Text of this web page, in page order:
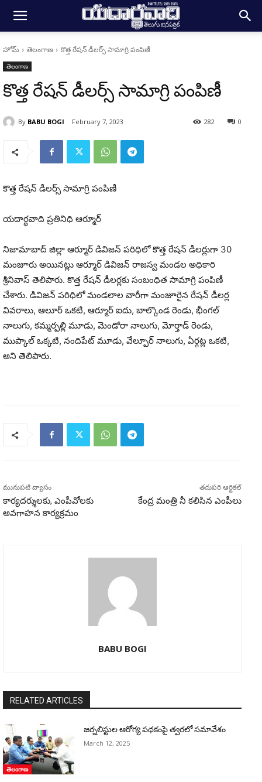
హోమ్ తెలంగాణ కొత్త రేషన్ డీలర్స్ సామాగ్రి పంపిణీ
తెలంగాణ
కొత్త రేషన్ డీలర్స్ సామాగ్రి పంపిణీ
By BABU BOGI February 7, 2023 0
282
కొత్త రేషన్ డీలర్స్ సామాగ్రి పంపిణీ
యదార్థవాది ప్రతినిధి ఆర్మూర్
నిజామాబాద్ జిల్లా ఆర్మూర్ డివిజన్ పరిధిలో కొత్త రేషన్ డీలర్లుగా 30
మంజూరు అయినట్లు ఆర్మూర్ డివిజన్ రాజస్వ మండల అధికారి
శ్రీనివాస్ తెలిపారు. కొత్త రేషన్ డీలర్లకు సంబంధిత సామాగ్రి పంపిణీ
చేశారు. డివిజన్ పరిధిలో మండలాల వారీగా మంజూరైన రేషన్ డీలర్ల
వివరాలు, ఆలూర్ ఒకటి, ఆర్మూర్ ఐదు, బాల్కొండ రెండు, భీంగల్
నాలుగు, కమ్మర్పల్లి మూడు, మెండోరా నాలుగు, మోర్తాడ్ రెండు,
ముప్కాల్ ఒక్కటి, నందిపేట్ మూడు, వేల్పూర్ నాలుగు, ఏర్గట్ల ఒకటి,
అని తెలిపారు.
మునుపటి వ్యాసం
కార్యదర్శులకు, ఎంపీవోలకు
అవగాహన కార్యక్రమం
తదుపరి ఆర్టికల్
కేంద్ర మంత్రి నీ కలిసిన ఎంపీలు
BABU BOGI
RELATED ARTICLES
తెలంగాణ
జర్నలిస్టుల ఆరోగ్య పథకంపై త్వరలో సమావేశం
March 12, 2025